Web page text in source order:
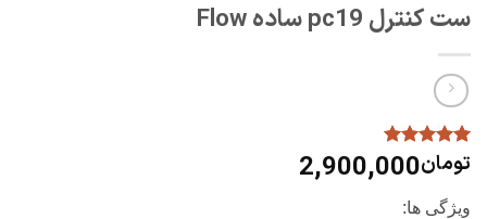
ست کنترل pc19 ساده Flow
امتیاز4.98
از 5 امتیاز
65
مشتری
تومان2,900,000
ویژگی ها: